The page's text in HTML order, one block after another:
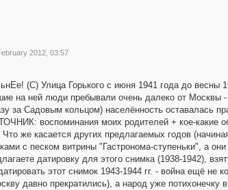
2012, 03:57
(С) Улица Горького с июня 1941 года до весны
на ней люди пребывали очень далеко от Москвы -
за Садовым кольцом) населённость оставалась
воспоминания моих родителей + кое-какие
же касается других предлагаемых годов
с песком витрины "Гастронома-ступеньки", а
датировку для этого снимка (1938-1942),
этот снимок 1943-1944 гг. - война ещё
давно прекратились), а народ уже